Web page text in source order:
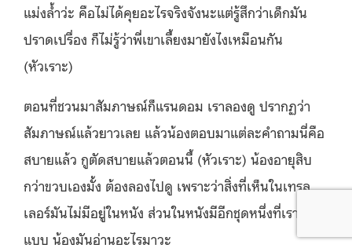
แม่งล้ำว่ะ คือไม่ได้คุยอะไรจริงจังนะแต่รู้สึกว่าเด็กมัน
ปราดเปรื่อง ก็ไม่รู้ว่าพี่เขาเลี้ยงมายังไงเหมือนกัน
(หัวเราะ)
ตอนที่ชวนมาสัมภาษณ์ก็แรนดอม เราลองดู ปรากฏว่า
สัมภาษณ์แล้วยาวเลย แล้วน้องตอบมาแต่ละคำถามนี่คือ
สบายแล้ว กูตัดสบายแล้วตอนนี้ (หัวเราะ) น้องอายุสิบ
กว่าขวบเองมั้ง ต้องลองไปดู เพราะว่าสิ่งที่เห็นในเทรล
เลอร์มันไม่มีอยู่ในหนัง ส่วนในหนังมีอีกชุดหนึ่งที่เรารู้สึก
แบบ น้องมันอ่านอะไรมาวะ